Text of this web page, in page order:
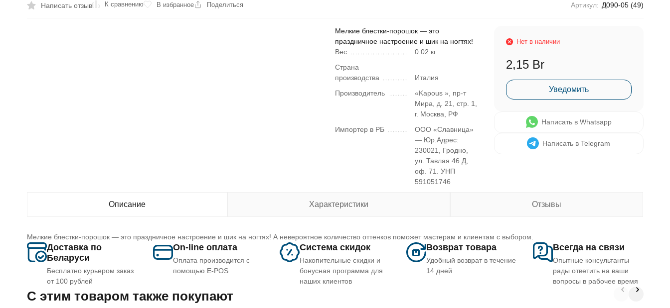
Написать отзыв К сравнению В избранное Поделиться Артикул: Д090-05 (49)
Мелкие блестки-порошок — это
праздничное настроение и шик на ногтях!
Вес
0.02 кг
Страна
производства
Италия
Производитель
«Kapous », пр-т
Мира, д. 21, стр. 1,
г. Москва, РФ
Импортер в РБ
ООО «Славница»
— Юр.Адрес:
230021, Гродно,
ул. Тавлая 46 Д,
оф. 71. УНП
591051746
Нет в наличии
2,15 Br
Уведомить
Написать в Whatsapp
Написать в Telegram
Описание Характеристики Отзывы
Мелкие блестки-порошок — это праздничное настроение и шик на ногтях! А невероятное количество оттенков поможет мастерам и клиентам с выбором.
Доставка по
Беларуси
Бесплатно курьером заказ
от 100 рублей
On-line оплата
Оплата производится с
помощью E-POS
Система скидок
Накопительные скидки и
бонусная программа для
наших клиентов
Возврат товара
Удобный возврат в течение
14 дней
Всегда на связи
Опытные консультанты
рады ответить на ваши
вопросы в рабочее время
C этим товаром также покупают